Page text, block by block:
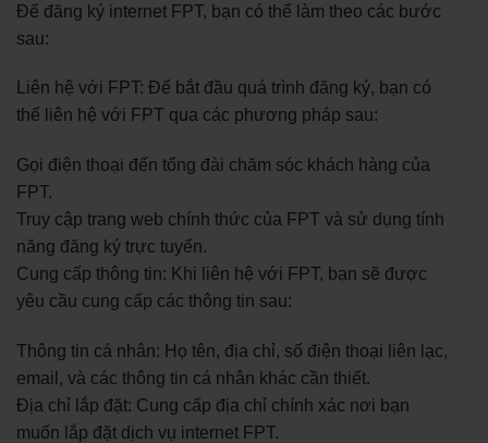
Để đăng ký internet FPT, bạn có thể làm theo các bước
sau:
Liên hệ với FPT: Để bắt đầu quá trình đăng ký, bạn có
thể liên hệ với FPT qua các phương pháp sau:
Gọi điện thoại đến tổng đài chăm sóc khách hàng của
FPT.
Truy cập trang web chính thức của FPT và sử dụng tính
năng đăng ký trực tuyến.
Cung cấp thông tin: Khi liên hệ với FPT, bạn sẽ được
yêu cầu cung cấp các thông tin sau:
Thông tin cá nhân: Họ tên, địa chỉ, số điện thoại liên lạc,
email, và các thông tin cá nhân khác cần thiết.
Địa chỉ lắp đặt: Cung cấp địa chỉ chính xác nơi bạn
muốn lắp đặt dịch vụ internet FPT.